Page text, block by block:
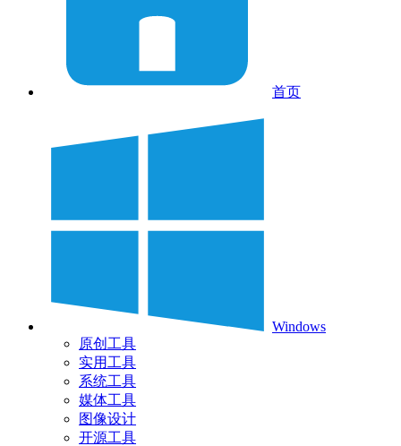
首页
Windows
原创工具
实用工具
系统工具
媒体工具
图像设计
开源工具